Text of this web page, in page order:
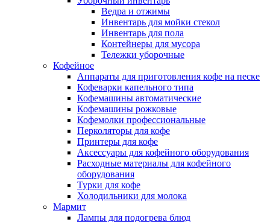
Ведра и отжимы
Инвентарь для мойки стекол
Инвентарь для пола
Контейнеры для мусора
Тележки уборочные
Кофейное
Аппараты для приготовления кофе на песке
Кофеварки капельного типа
Кофемашины автоматические
Кофемашины рожковые
Кофемолки профессиональные
Перколяторы для кофе
Принтеры для кофе
Аксессуары для кофейного оборудования
Расходные материалы для кофейного
оборудования
Турки для кофе
Холодильники для молока
Мармит
Лампы для подогрева блюд